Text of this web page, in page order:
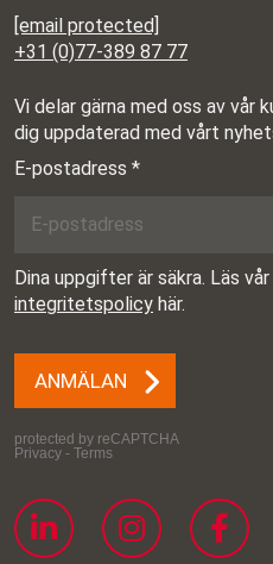
[email protected]
+31 (0)77-389 87 77